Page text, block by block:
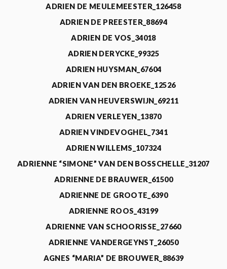
ADRIEN DE MEULEMEESTER_126458
ADRIEN DE PREESTER_88694
ADRIEN DE VOS_34018
ADRIEN DERYCKE_99325
ADRIEN HUYSMAN_67604
ADRIEN VAN DEN BROEKE_12526
ADRIEN VAN HEUVERSWIJN_69211
ADRIEN VERLEYEN_13870
ADRIEN VINDEVOGHEL_7341
ADRIEN WILLEMS_107324
ADRIENNE “SIMONE” VAN DEN BOSSCHELLE_31207
ADRIENNE DE BRAUWER_61500
ADRIENNE DE GROOTE_6390
ADRIENNE ROOS_43199
ADRIENNE VAN SCHOORISSE_27660
ADRIENNE VANDERGEYNST_26050
AGNES “MARIA” DE BROUWER_88639